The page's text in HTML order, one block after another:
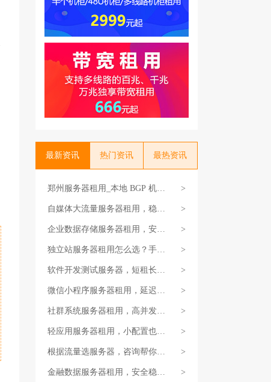
最新资讯 热门资讯 最热资讯
郑州服务器租用_本地 BGP 机房
_7×24 小时运维
>
自媒体大流量服务器租用，稳定
支撑访问
>
企业数据存储服务器租用，安全
又省心
>
独立站服务器租用怎么选？手把
手教你选对不买贵
>
软件开发测试服务器，短租长租
都支持
>
微信小程序服务器租用，延迟低
体验更好
>
社群系统服务器租用，高并发适
配方案
>
轻应用服务器租用，小配置也能
顺畅跑
>
根据流量选服务器，咨询帮你精
准匹配
>
金融数据服务器租用，安全稳定
>